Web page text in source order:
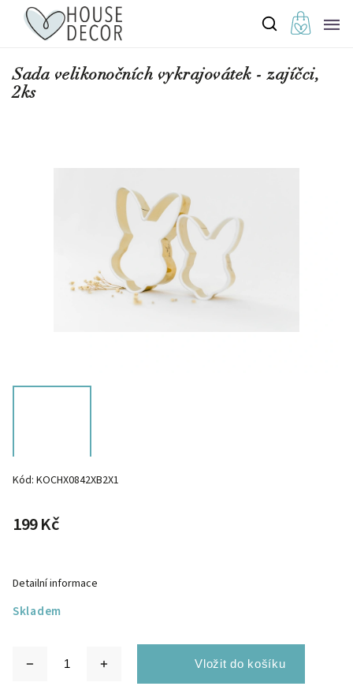
Sada velikonočních vykrajovátek - zajíčci,
2ks
Kód: KOCHX0842XB2X1
199 Kč
Skladem
Detailní informace